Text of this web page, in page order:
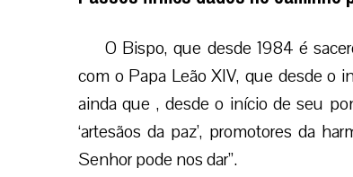
O Bispo, que desde 1984 é
com o Papa Leão XIV, que desde o
ainda que , desde o início de seu
‘artesãos da paz’, promotores da
Senhor pode nos dar”.